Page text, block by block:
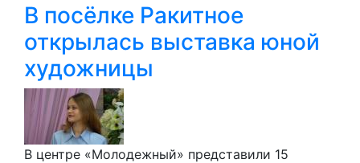
В посёлке Ракитное
открылась выставка юной
художницы
В центре «Молодежный» представили 15